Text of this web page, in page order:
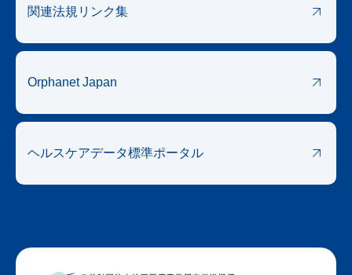
関連法規リンク集
Orphanet Japan
ヘルスケアデータ標準ポータル